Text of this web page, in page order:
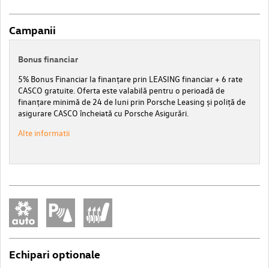
Campanii
Bonus financiar
5% Bonus Financiar la finanțare prin LEASING financiar + 6 rate
CASCO gratuite. Oferta este valabilă pentru o perioadă de
finanțare minimă de 24 de luni prin Porsche Leasing și poliță de
asigurare CASCO încheiată cu Porsche Asigurări.
Alte informatii
Echipari optionale